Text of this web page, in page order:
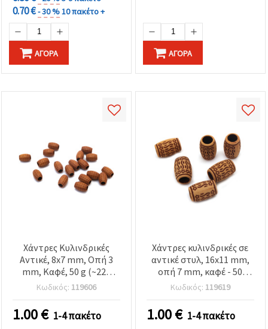
0.70 €- 30 %10 πακέτο +
ΑΓΟΡΆ ΑΓΟΡΆ
Χάντρες Κυλινδρικές
Αντικέ, 8x7 mm, Οπή 3
mm, Καφέ, 50 g (~220
τεμ.)
Κωδικός: 119606
1.00€ 1-4 πακέτο
Χάντρες κυλινδρικές σε
αντικέ στυλ, 16x11 mm,
οπή 7 mm, καφέ - 50
γραμ. (~52 τεμ.)
Κωδικός: 119619
1.00€ 1-4 πακέτο